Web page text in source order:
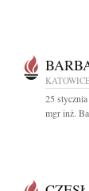
25
mgr inż.